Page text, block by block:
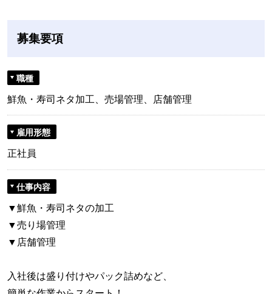
募集要項
職種
鮮魚・寿司ネタ加工、売場管理、店舗管理
雇用形態
正社員
仕事内容
▼鮮魚・寿司ネタの加工
▼売り場管理
▼店舗管理
入社後は盛り付けやパック詰めなど、